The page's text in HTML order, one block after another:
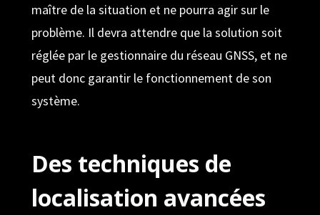
maître de la situation et ne pourra agir sur le
problème. Il devra attendre que la solution soit
réglée par le gestionnaire du réseau GNSS, et ne
peut donc garantir le fonctionnement de son
système.
Des techniques de
localisation avancées